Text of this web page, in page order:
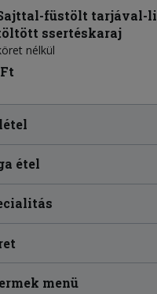
füstölt tarjával-
ssertéskaraj
nélkül
étel
menü